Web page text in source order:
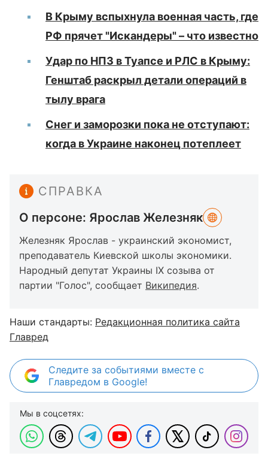
В Крыму вспыхнула военная часть, где
РФ прячет "Искандеры" – что известно
Удар по НПЗ в Туапсе и РЛС в Крыму:
Генштаб раскрыл детали операций в
тылу врага
Снег и заморозки пока не отступают:
когда в Украине наконец потеплеет
СПРАВКА
О персоне: Ярослав Железняк
Железняк Ярослав - украинский экономист,
преподаватель Киевской школы экономики.
Народный депутат Украины IX созыва от
партии "Голос", сообщает Википедия.
Наши стандарты: Редакционная политика сайта
Главред
Следите за событиями вместе с
Главредом в Google!
Мы в соцсетях: